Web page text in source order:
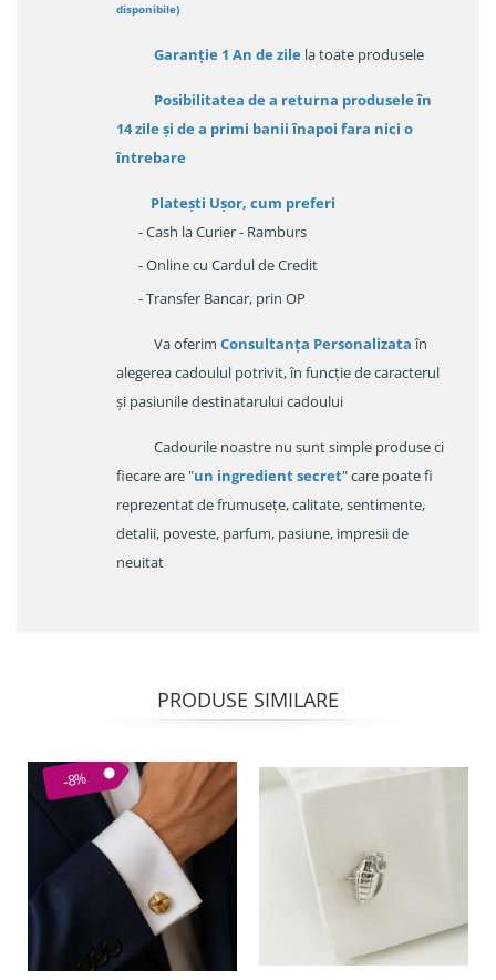
disponibile)
Garanție 1 An de zile la toate produsele
Posibilitatea de a returna produsele în
14 zileși de a primi banii înapoi fara nici o
întrebare
Platești Ușor, cum preferi
- Cash la Curier - Ramburs
- Online cu Cardul de Credit
- Transfer Bancar, prin OP
Va oferim Consultanța Personalizataîn
alegerea cadoulul potrivit, în funcție de caracterul
și pasiunile destinatarului cadoului
Cadourile noastre nu sunt simple produse ci
fiecare are "un ingredient secret" care poate fi
reprezentat de frumusețe, calitate, sentimente,
detalii, poveste, parfum, pasiune, impresii de
neuitat
PRODUSE SIMILARE
-8%